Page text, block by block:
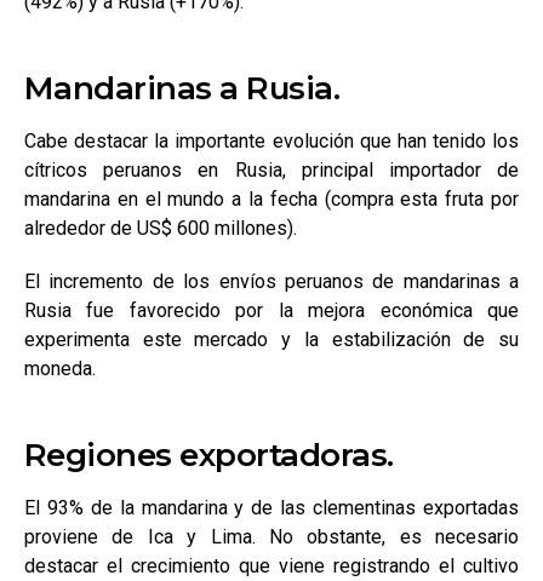
Mandarinas a Rusia.
Cabe destacar la importante evolución que han tenido los
cítricos peruanos en Rusia, principal importador de
mandarina en el mundo a la fecha (compra esta fruta por
alrededor de US$ 600 millones).
El incremento de los envíos peruanos de mandarinas a
Rusia fue favorecido por la mejora económica que
experimenta este mercado y la estabilización de su
moneda.
Regiones exportadoras.
El 93% de la mandarina y de las clementinas exportadas
proviene de Ica y Lima. No obstante, es necesario
destacar el crecimiento que viene registrando el cultivo